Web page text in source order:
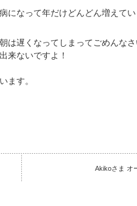
なって年だけどんどん増えてい
は遅くなってしまってごめんなさ
来ないですよ！
ます。
Akikoさま オ